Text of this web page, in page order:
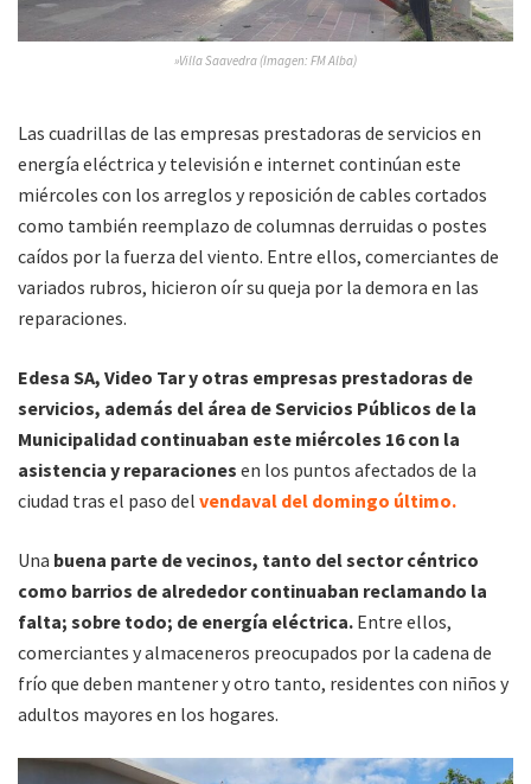
»Villa Saavedra (Imagen: FM Alba)
Las cuadrillas de las empresas prestadoras de servicios en
energía eléctrica y televisión e internet continúan este
miércoles con los arreglos y reposición de cables cortados
como también reemplazo de columnas derruidas o postes
caídos por la fuerza del viento. Entre ellos, comerciantes de
variados rubros, hicieron oír su queja por la demora en las
reparaciones.
Edesa SA, Video Tar y otras empresas prestadoras de
servicios, además del área de Servicios Públicos de la
Municipalidad continuaban este miércoles 16 con la
asistencia y reparaciones en los puntos afectados de la
ciudad tras el paso del vendaval del domingo último.
Una buena parte de vecinos, tanto del sector céntrico
como barrios de alrededor continuaban reclamando la
falta; sobre todo; de energía eléctrica. Entre ellos,
comerciantes y almaceneros preocupados por la cadena de
frío que deben mantener y otro tanto, residentes con niños y
adultos mayores en los hogares.